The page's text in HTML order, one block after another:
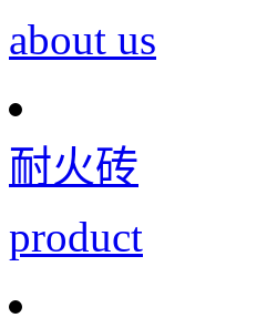
about us
耐火砖
product